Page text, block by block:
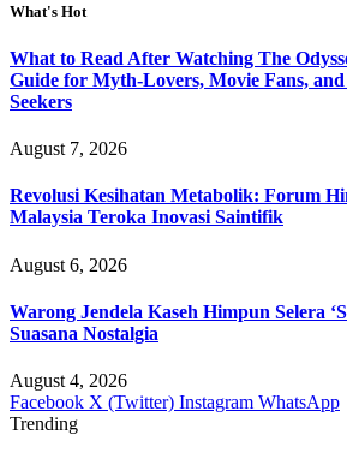
What's Hot
What to Read After Watching The
Guide for Myth-Lovers, Movie Fans,
Seekers
August 7, 2026
Revolusi Kesihatan Metabolik: Forum
Malaysia Teroka Inovasi Saintifik
August 6, 2026
Warong Jendela Kaseh Himpun Selera
Suasana Nostalgia
August 4, 2026
Facebook X (Twitter) Instagram WhatsApp
Trending